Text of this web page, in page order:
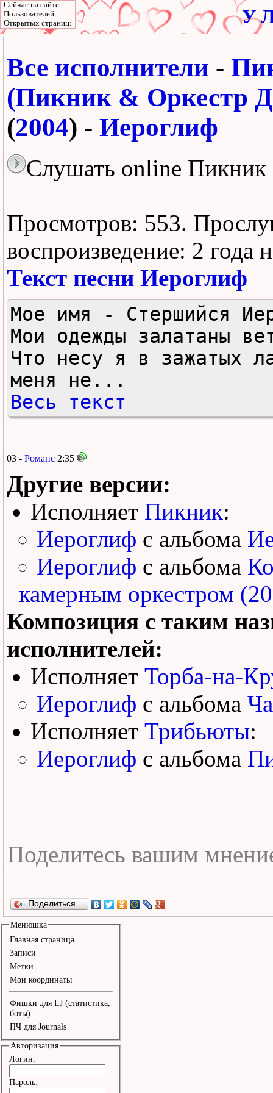
У
Все исполнители -
(Пикник & Оркестр
(2004) - Иероглиф
Слушать online Пикник
Просмотров: 553.
воспроизведение: 2 года
Текст песни Иероглиф
Мое имя - Стершийся
Мои одежды залатаны
Что несу я в зажатых
меня не...
Весь текст
03 - Романс 2:35
Другие версии:
Исполняет Пикник:
Иероглиф с альбома
Иероглиф с альбома
камерным оркестром
Композиция с таким
исполнителей:
Исполняет Торба-на-
Иероглиф с альбома
Исполняет Трибьюты:
Иероглиф с альбома
Поделиться…
Менюшка
Главная страница
Записи
Метки
Мои координаты
Фишки для LJ (статистика,
боты)
ПЧ для Journals
Авторизация
Логин:
Пароль:
Сейчас на сайте:
Пользователей:
Открытых страниц: